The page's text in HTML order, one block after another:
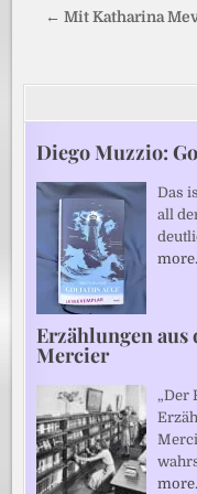
← Mit Katharina
Diego Muzzio:
Das
all
Erzählungen aus
Mercier
„Der